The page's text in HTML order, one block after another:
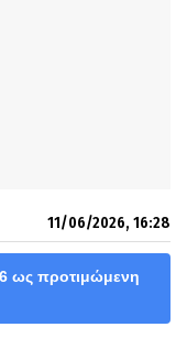
11/06/2026, 16:28
ως προτιμώμενη